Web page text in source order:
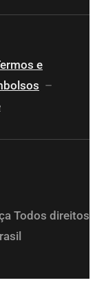
e
–
Todos direitos